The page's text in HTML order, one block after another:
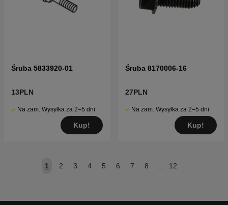
Śruba 5833920-01
13PLN
Na zam. Wysyłka za 2–5 dni
Kup!
Śruba 8170006-16
27PLN
Na zam. Wysyłka za 2–5 dni
Kup!
1 2 3 4 5 6 7 8 12